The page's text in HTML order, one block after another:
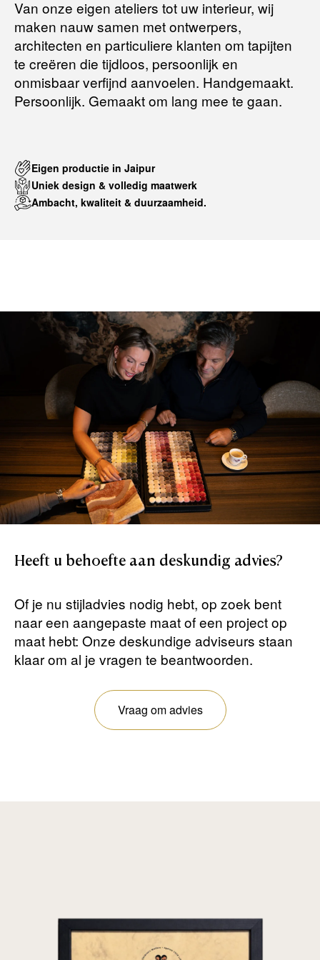
Terugbetalingsbeleid
Van onze eigen ateliers tot uw interieur, wij
maken nauw samen met ontwerpers,
architecten en particuliere klanten om tapijten
te creëren die tijdloos, persoonlijk en
onmisbaar verfijnd aanvoelen. Handgemaakt.
Persoonlijk. Gemaakt om lang mee te gaan.
Eigen productie in Jaipur
Uniek design & volledig maatwerk
Ambacht, kwaliteit & duurzaamheid.
Heeft u behoefte aan deskundig advies?
Of je nu stijladvies nodig hebt, op zoek bent
naar een aangepaste maat of een project op
maat hebt: Onze deskundige adviseurs staan ​​
klaar om al je vragen te beantwoorden.
Vraag om advies